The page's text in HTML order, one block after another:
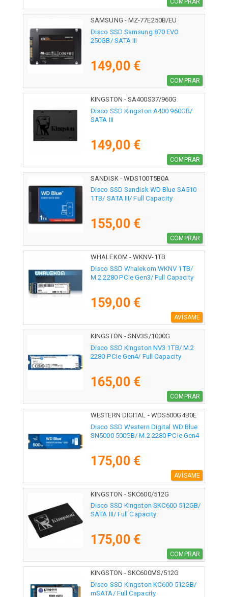
COMPRAR
SAMSUNG - MZ-77E250B/EU
Disco SSD Samsung 870 EVO
250GB/ SATA III
149,00 €
COMPRAR
KINGSTON - SA400S37/960G
Disco SSD Kingston A400 960GB/
SATA III
149,00 €
COMPRAR
SANDISK - WDS100T5B0A
Disco SSD Sandisk WD Blue SA510
1TB/ SATA III/ Full Capacity
155,00 €
COMPRAR
WHALEKOM - WKNV-1TB
Disco SSD Whalekom WKNV 1TB/
M.2 2280 PCIe Gen3/ Full Capacity
159,00 €
AVÍSAME
KINGSTON - SNV3S/1000G
Disco SSD Kingston NV3 1TB/ M.2
2280 PCIe Gen4/ Full Capacity
165,00 €
COMPRAR
WESTERN DIGITAL - WDS500G4B0E
Disco SSD Western Digital WD Blue
SN5000 500GB/ M.2 2280 PCIe Gen4
175,00 €
AVÍSAME
KINGSTON - SKC600/512G
Disco SSD Kingston SKC600 512GB/
SATA III/ Full Capacity
175,00 €
COMPRAR
KINGSTON - SKC600MS/512G
Disco SSD Kingston KC600 512GB/
mSATA/ Full Capacity